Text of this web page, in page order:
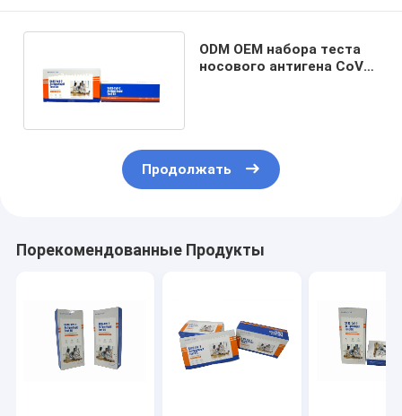
ODM OEM набора теста
носового антигена CoV
Продолжать
Порекомендованные Продукты